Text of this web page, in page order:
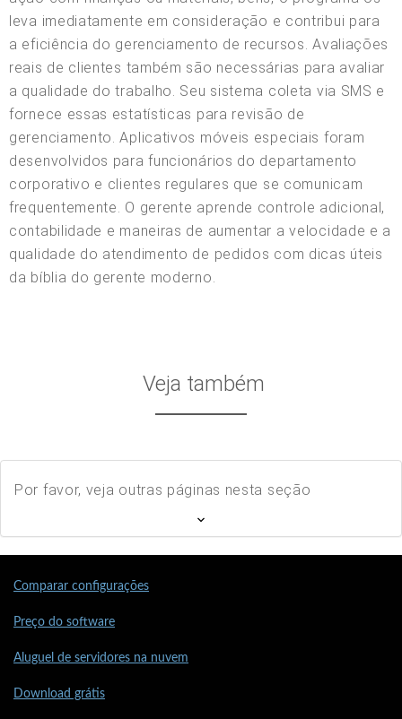
Veja também
Por favor, veja outras páginas nesta seção
Comparar configurações
Preço do software
Aluguel de servidores na nuvem
Download grátis